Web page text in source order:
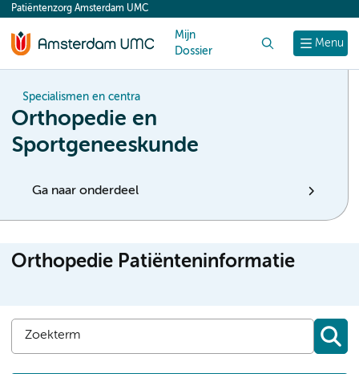
content
Menu
Patiëntenzorg Amsterdam UMC
Mijn
Dossier
Specialismen en centra
Orthopedie en
Sportgeneeskunde
Ga naar onderdeel
Orthopedie Patiënteninformatie